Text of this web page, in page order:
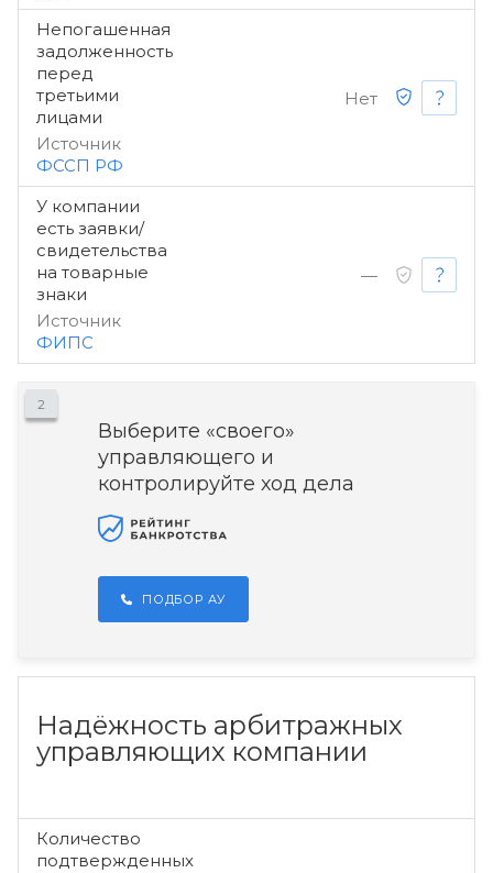
Непогашенная
задолженность
перед
третьими
лицами
Источник
ФССП РФ
Нет
У компании
есть заявки/
свидетельства
на товарные
знаки
Источник
ФИПС
—
2
Выберите «своего»
управляющего и
контролируйте ход дела
ПОДБОР АУ
Надёжность арбитражных
управляющих компании
Количество
подтвержденных